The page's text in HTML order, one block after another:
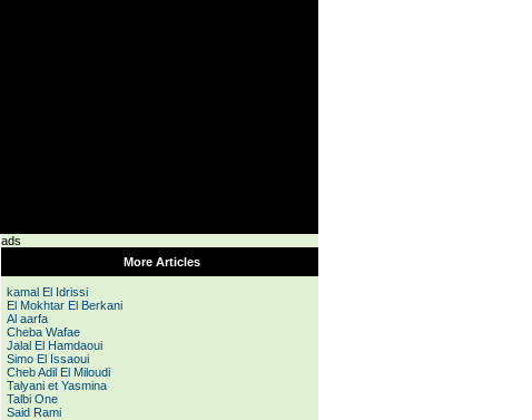
ads
More Articles
kamal El Idrissi
El Mokhtar El Berkani
Al aarfa
Cheba Wafae
Jalal El Hamdaoui
Simo El Issaoui
Cheb Adil El Miloudi
Talyani et Yasmina
Talbi One
Said Rami